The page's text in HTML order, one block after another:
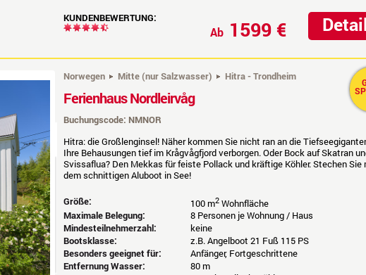
KUNDENBEWERTUNG:
Ab 1599 €
Norwegen Mitte (nur Salzwasser) Hitra - Trondheim
Ferienhaus Nordleirvåg
Buchungscode: NMNOR
Hitra: die Großlenginsel! Näher kommen Sie nicht ran an die
Ihre Behausungen tief im Krågvågfjord verborgen. Oder Bock auf Skatran
Svissaflua? Den Mekkas für feiste Pollack und kräftige Köhler. Stechen Sie
dem schnittigen Aluboot in See!
Größe: 100 m2 Wohnfläche
Maximale Belegung:
8 Personen je Wohnung / Haus
Mindesteilnehmerzahl:
keine
Bootsklasse:
z.B. Angelboot 21 Fuß 115 PS
Besonders geeignet für:
Anfänger, Fortgeschrittene
Entfernung Wasser:
80 m